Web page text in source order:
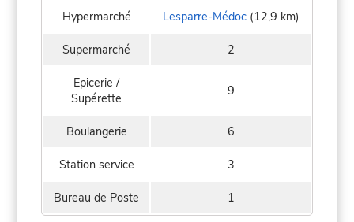
Hypermarché Lesparre-Médoc(12,9 km)
Supermarché 2
Epicerie /
Supérette
9
Boulangerie 6
Station service 3
Bureau de Poste 1